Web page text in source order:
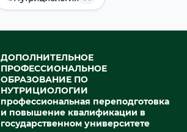
ДОПОЛНИТЕЛЬНОЕ
ПРОФЕССИОНАЛЬНОЕ
ОБРАЗОВАНИЕ ПО
НУТРИЦИОЛОГИИ
профессиональная переподготовка
и повышение квалификации в
государственном университете